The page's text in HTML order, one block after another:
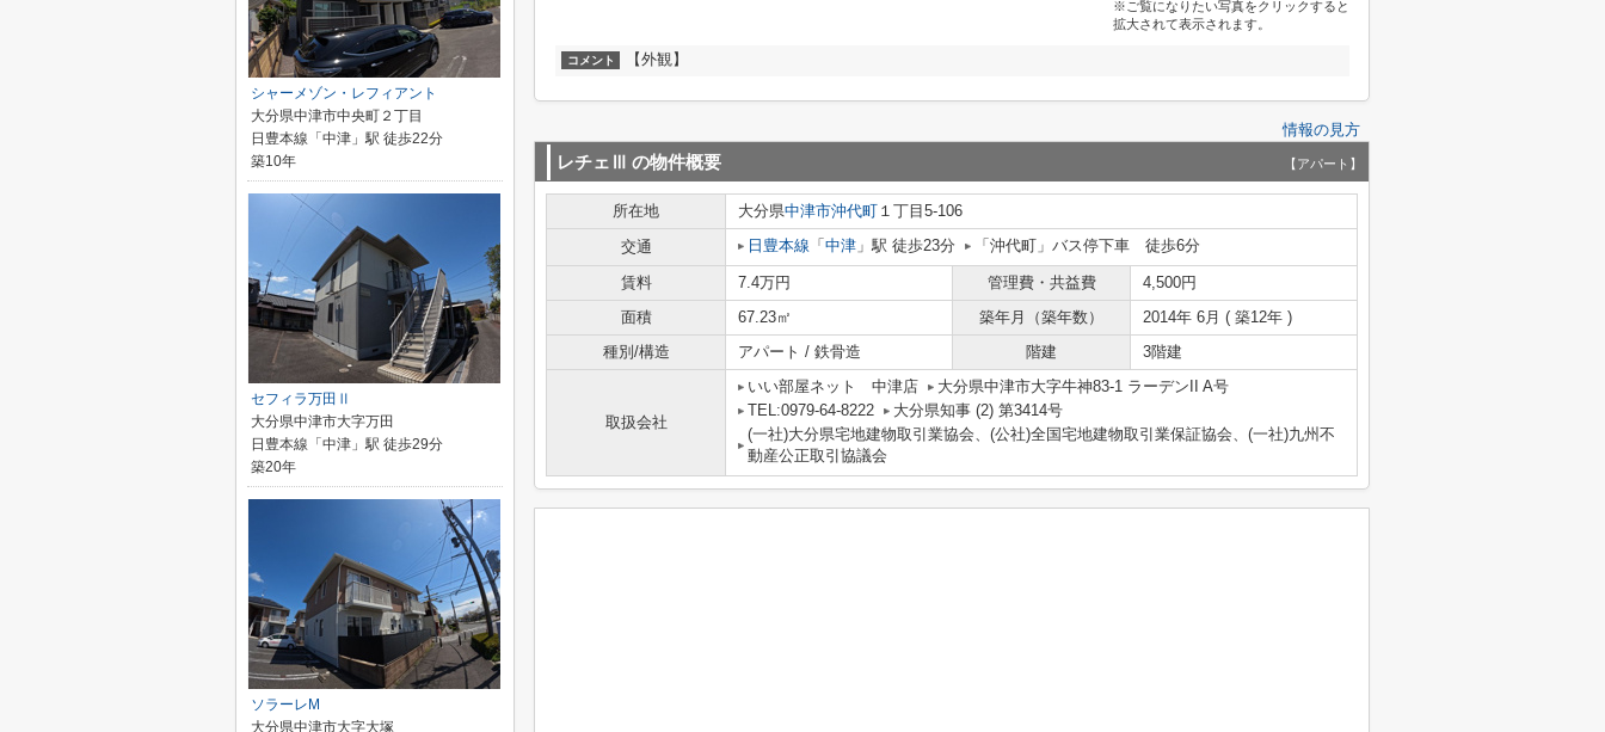
※ご覧になりたい写真をクリックすると
拡大されて表示されます。
コメント 【外観】
情報の見方
レチェⅢ の物件概要 【アパート】
所在地 大分県中津市沖代町 １丁目5-106
交通
日豊本線 「 中津 」駅 徒歩23分 「沖代町」バス停下車 徒歩6分
賃料 7.4万円 管理費・共益費
4,500円
面積
67.23㎡ 築年月（築年数）
2014年 6月 ( 築12年 )
種別/構造
アパート / 鉄骨造 階建 3階建
取扱会社
いい部屋ネット 中津店
大分県中津市大字牛神83-1 ラーデンII A号
TEL:0979-64-8222
大分県知事 (2) 第3414号
(一社)大分県宅地建物取引業協会、(公社)全国宅地建物取引業保証協会、(一社)九州不
動産公正取引協議会
シャーメゾン・レフィアント
大分県中津市中央町２丁目
日豊本線「中津」駅 徒歩22分
築10年
セフィラ万田Ⅱ
大分県中津市大字万田
日豊本線「中津」駅 徒歩29分
築20年
ソラーレM
大分県中津市大字大塚